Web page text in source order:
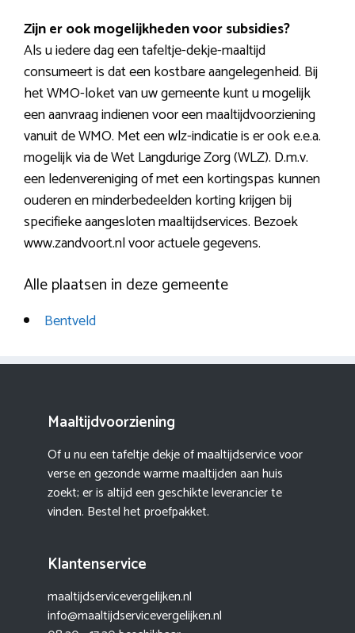
Zijn er ook mogelijkheden voor subsidies?
Als u iedere dag een tafeltje-dekje-maaltijd
consumeert is dat een kostbare aangelegenheid. Bij
het WMO-loket van uw gemeente kunt u mogelijk
een aanvraag indienen voor een maaltijdvoorziening
vanuit de WMO. Met een wlz-indicatie is er ook e.e.a.
mogelijk via de Wet Langdurige Zorg (WLZ). D.m.v.
een ledenvereniging of met een kortingspas kunnen
ouderen en minderbedeelden korting krijgen bij
specifieke aangesloten maaltijdservices. Bezoek
www.zandvoort.nl voor actuele gegevens.
Alle plaatsen in deze gemeente
Bentveld
Maaltijdvoorziening
Of u nu een tafeltje dekje of maaltijdservice voor
verse en gezonde warme maaltijden aan huis
zoekt; er is altijd een geschikte leverancier te
vinden. Bestel het proefpakket.
Klantenservice
maaltijdservicevergelijken.nl
info@maaltijdservicevergelijken.nl